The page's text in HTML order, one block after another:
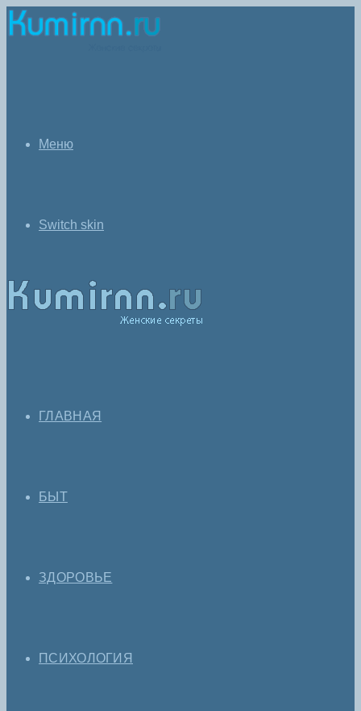
Меню
Switch skin
ГЛАВНАЯ
БЫТ
ЗДОРОВЬЕ
ПСИХОЛОГИЯ